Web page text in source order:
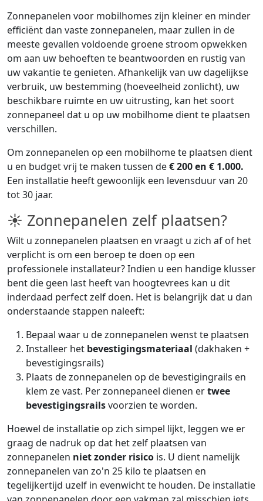
Zonnepanelen voor mobilhomes zijn kleiner en minder
efficiënt dan vaste zonnepanelen, maar zullen in de
meeste gevallen voldoende groene stroom opwekken
om aan uw behoeften te beantwoorden en rustig van
uw vakantie te genieten. Afhankelijk van uw dagelijkse
verbruik, uw bestemming (hoeveelheid zonlicht), uw
beschikbare ruimte en uw uitrusting, kan het soort
zonnepaneel dat u op uw mobilhome dient te plaatsen
verschillen.
Om zonnepanelen op een mobilhome te plaatsen dient
u en budget vrij te maken tussen de€ 200 en € 1.000.
Een installatie heeft gewoonlijk een levensduur van 20
tot 30 jaar.
☀ Zonnepanelen zelf plaatsen?
Wilt u zonnepanelen plaatsen en vraagt u zich af of het
verplicht is om een beroep te doen op een
professionele installateur? Indien u een handige klusser
bent die geen last heeft van hoogtevrees kan u dit
inderdaad perfect zelf doen. Het is belangrijk dat u dan
onderstaande stappen naleeft:
Bepaal waar u de zonnepanelen wenst te plaatsen
Installeer het bevestigingsmateriaal (dakhaken +
bevestigingsrails)
Plaats de zonnepanelen op de bevestigingrails en
klem ze vast. Per zonnepaneel dienen ertwee
bevestigingsrailsvoorzien te worden.
Hoewel de installatie op zich simpel lijkt, leggen we er
graag de nadruk op dat het zelf plaatsen van
zonnepanelen niet zonder risico is. U dient namelijk
zonnepanelen van zo'n 25 kilo te plaatsen en
tegelijkertijd uzelf in evenwicht te houden. De installatie